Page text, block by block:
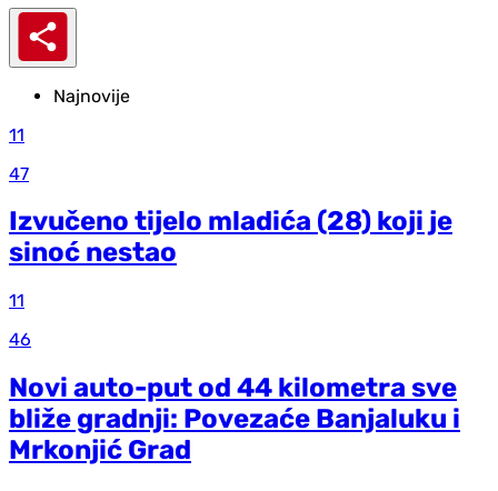
Najnovije
11
47
Izvučeno tijelo mladića (28) koji je
sinoć nestao
11
46
Novi auto-put od 44 kilometra sve
bliže gradnji: Povezaće Banjaluku i
Mrkonjić Grad